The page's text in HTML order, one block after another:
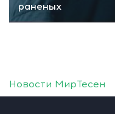
раненых
Новости МирТесен